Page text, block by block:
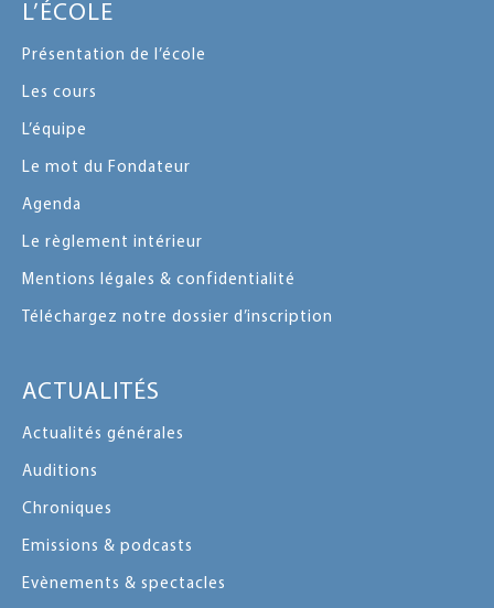
L’ÉCOLE
Présentation de l’école
Les cours
L’équipe
Le mot du Fondateur
Agenda
Le règlement intérieur
Mentions légales & confidentialité
Téléchargez notre dossier d’inscription
ACTUALITÉS
Actualités générales
Auditions
Chroniques
Emissions & podcasts
Evènements & spectacles